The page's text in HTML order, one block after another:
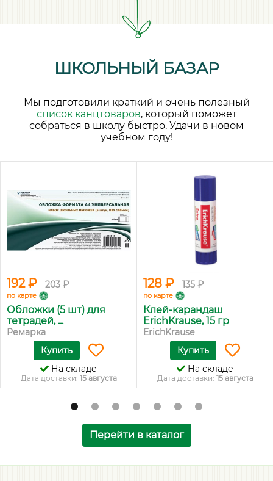
ШКОЛЬНЫЙ БАЗАР
Мы подготовили краткий и очень полезный
список канцтоваров, который поможет
собраться в школу быстро. Удачи в новом
учебном году!
192 ₽ 203 ₽
по карте
Обложки (5 шт) для
тетрадей, ...
Ремарка
Купить
На складе
Дата доставки: 15 августа
128 ₽ 135 ₽
по карте
Клей-карандаш
ErichKrause, 15 гр
ErichKrause
Купить
На складе
Дата доставки: 15 августа
Перейти в каталог